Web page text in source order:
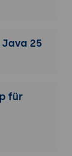
Java 25
für